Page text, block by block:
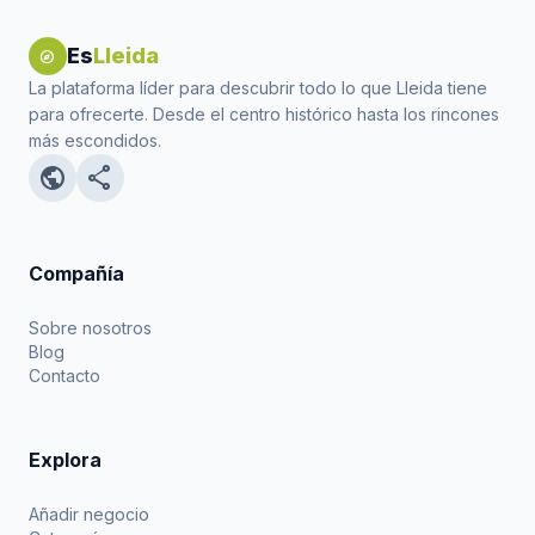
explore EsLleida
La plataforma líder para descubrir todo lo que Lleida tiene
para ofrecerte. Desde el centro histórico hasta los rincones
más escondidos.
public share
Compañía
Sobre nosotros
Blog
Contacto
Explora
Añadir negocio